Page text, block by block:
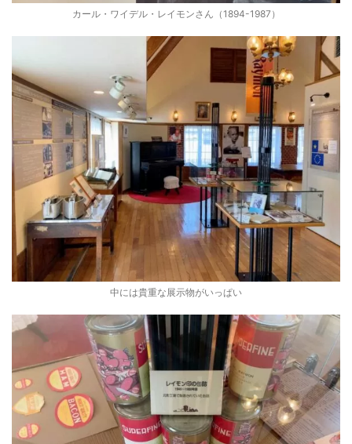
カール・ワイデル・レイモンさん（1894-1987）
中には貴重な展示物がいっぱい